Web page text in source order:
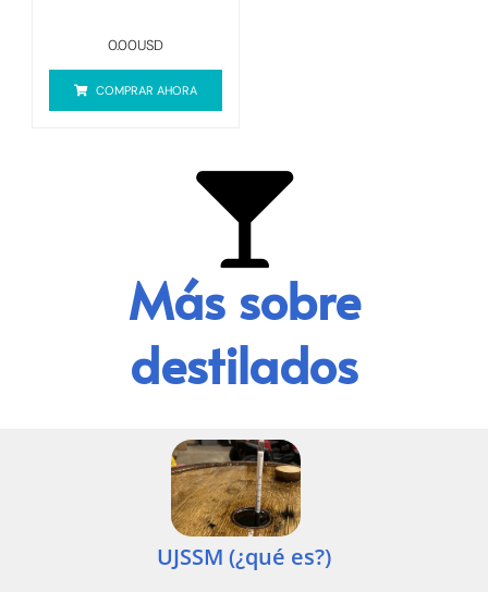
0.00USD
COMPRAR AHORA
Más sobre
destilados
UJSSM (¿qué es?)